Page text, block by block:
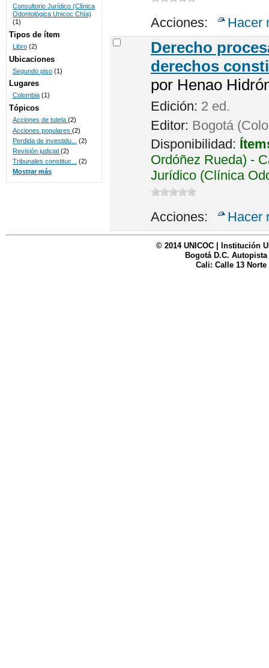
Acciones: Hacer
Derecho
derechos
por Henao
Edición: 2 ed.
Editor: Bogotá
Disponibilidad:
Ordóñez Rueda) -
Jurídico (Clínica
Acciones: Hacer
Consultorio Jurídico (Clínica
Odontológica Unicoc Chía)
(1)
Tipos de ítem
Libro (2)
Ubicaciones
Segundo piso (1)
Lugares
Colombia (1)
Tópicos
Acciones de tutela (2)
Acciones populares (2)
Perdida de investidu...
(2)
Revisión judicial (2)
Tribunales constituc...
(2)
Mostrar más
© 2014 UNICOC | Institución
Bogotá D.C. Autopista
Cali: Calle 13 Norte